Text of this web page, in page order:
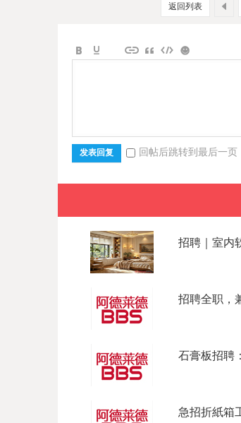
返回列表
发表回复 回帖后跳转到最后一页
招聘｜室内
招聘全职，
石膏板招聘
急招折紙箱